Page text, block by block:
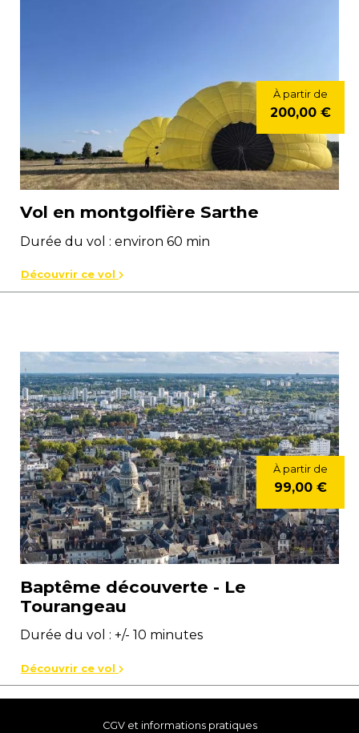
Vol en montgolfière Sarthe
Durée du vol : environ 60 min
À partir de
200,00 €
Découvrir ce vol
Baptême découverte - Le
Tourangeau
Durée du vol : +/- 10 minutes
À partir de
99,00 €
Découvrir ce vol
CGV et informations pratiques